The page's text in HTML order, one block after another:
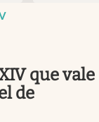
que vale
de